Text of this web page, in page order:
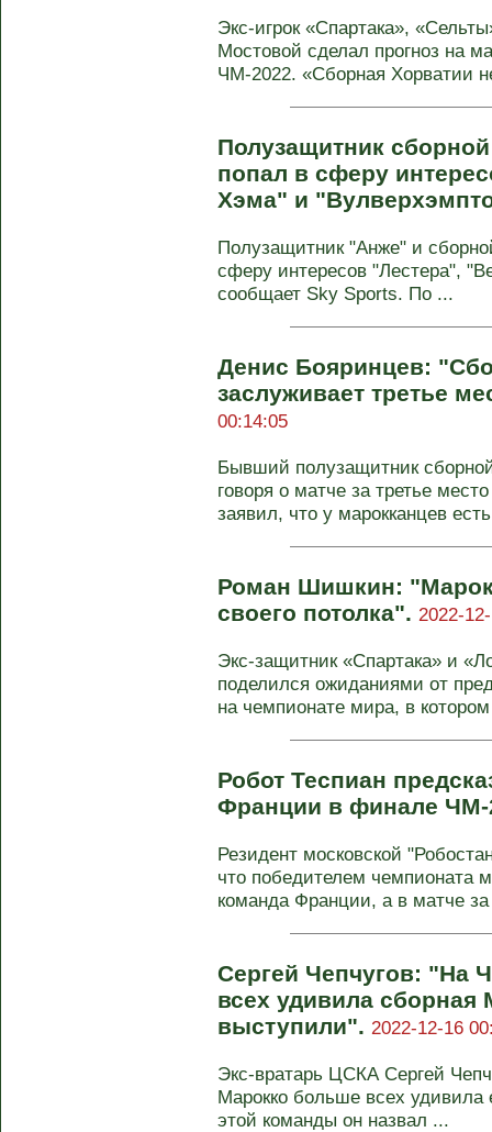
Экс-игрок «Спартака»,
Мостовой сделал прогноз на
ЧМ-2022. «Сборная Хорватии
Полузащитник
попал в сферу
Хэма" и
Полузащитник "Анже" и
сферу интересов "Лестера",
сообщает Sky Sports. По ...
Денис Бояринцев:
заслуживает третье
00:14:05
Бывший полузащитник
говоря о матче за третье
заявил, что у марокканцев
Роман Шишкин:
своего потолка". 2022-
Экс-защитник «Спартака» и
поделился ожиданиями от
на чемпионате мира, в
Робот Теспиан
Франции в финале
Резидент московской
что победителем чемпионата
команда Франции, а в матче
Сергей Чепчугов: "На
всех удивила сборная
выступили". 2022-12-16
Экс‑вратарь ЦСКА Сергей
Марокко больше всех удивила
этой команды он назвал ...